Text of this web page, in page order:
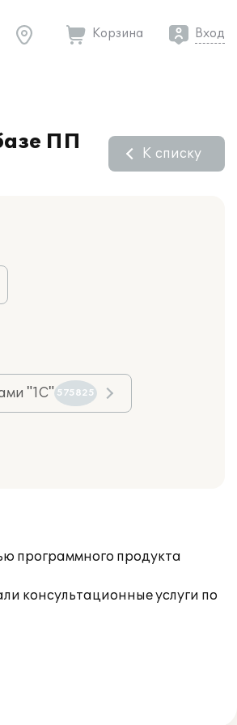
Корзина Вход
ПП
К списку
"1С" 575825
программного продукта
консультационные услуги по